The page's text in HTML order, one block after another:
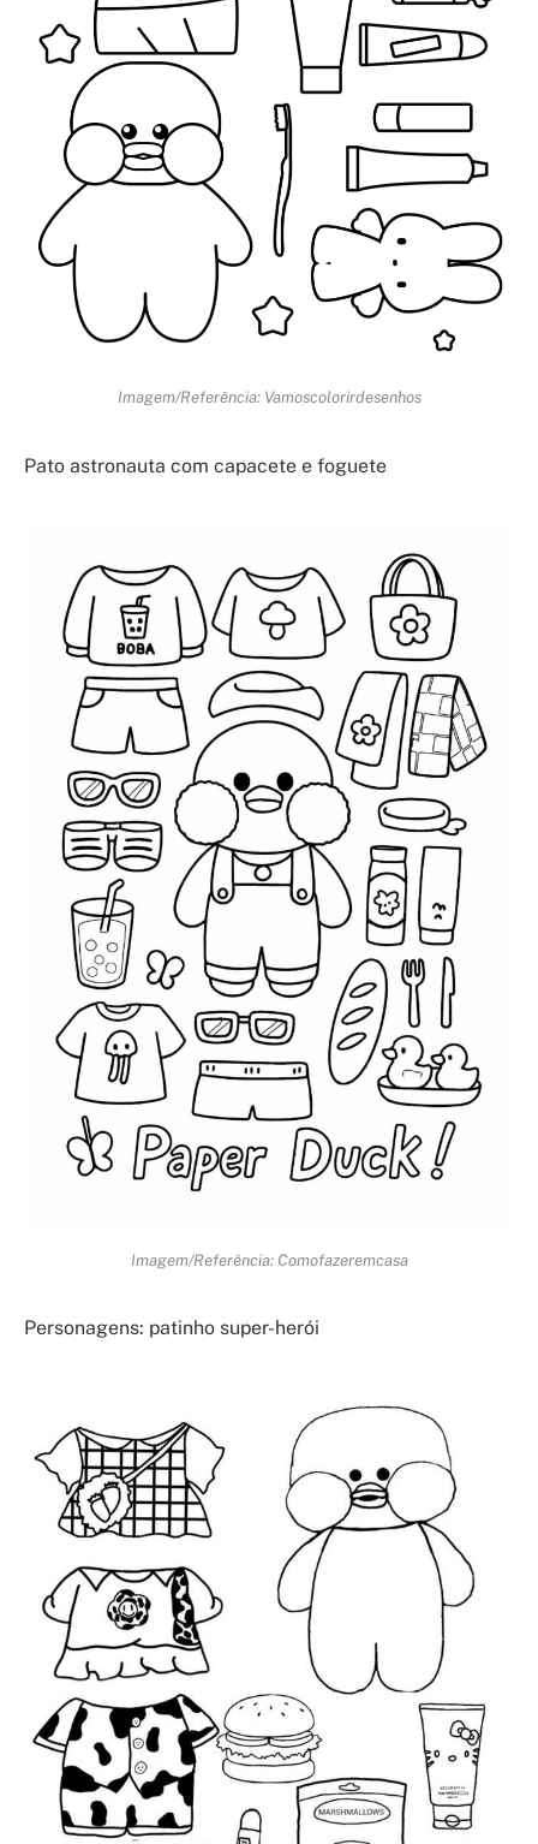
Imagem/Referência: Vamoscolorirdesenhos
Pato astronauta com capacete e foguete
Imagem/Referência: Comofazeremcasa
Personagens: patinho super-herói